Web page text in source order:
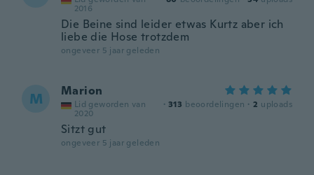
2016
Die Beine sind leider etwas Kurtz aber ich
liebe die Hose trotzdem
ongeveer 5 jaar geleden
M Marion
Lid geworden van
2020
· 313 beoordelingen · 2 uploads
Sitzt gut
ongeveer 5 jaar geleden